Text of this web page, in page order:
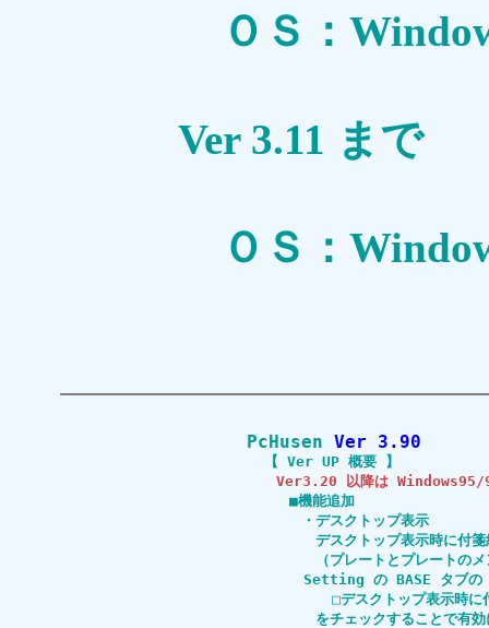
ＯＳ：
Ver
ＯＳ：Windows
PcHusen
【 Ver
Ver3.20 以降は Windows95/
■機
・デス
デスクトップ表示時
（プレートとプレ
Setting
□デスクトップ
をチェックす